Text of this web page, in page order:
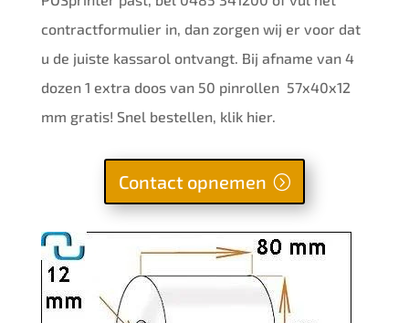
contractformulier in, dan zorgen wij er voor dat
u de juiste kassarol ontvangt. Bij afname van 4
dozen 1 extra doos van 50 pinrollen 57x40x12
mm gratis! Snel bestellen, klik hier.
Contact opnemen